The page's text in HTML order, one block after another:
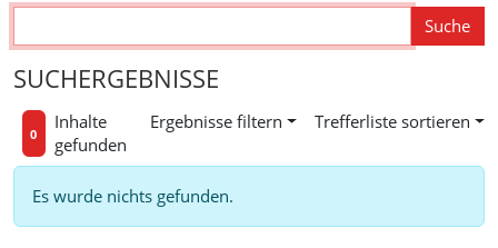
SUCHERGEBNISSE
0
Inhalte
gefunden
Ergebnisse filtern Trefferliste sortieren
Es wurde nichts gefunden.